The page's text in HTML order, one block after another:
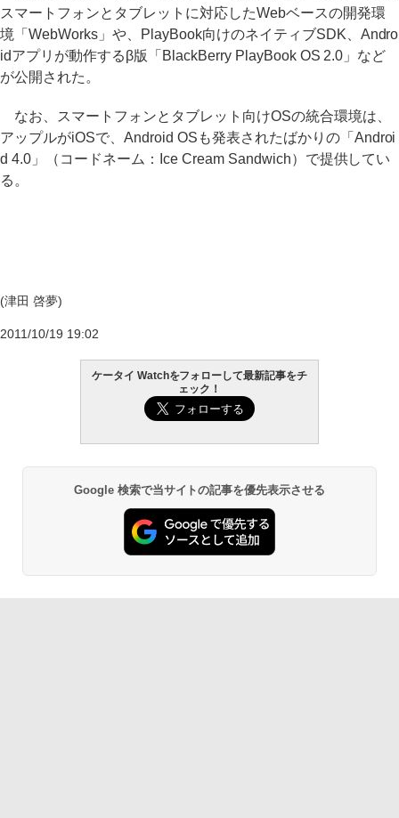
スマートフォンとタブレットに対応したWebベースの開発環
境「WebWorks」や、PlayBook向けのネイティブSDK、Andro
idアプリが動作するβ版「BlackBerry PlayBook OS 2.0」など
が公開された。
なお、スマートフォンとタブレット向けOSの統合環境は、
アップルがiOSで、Android OSも発表されたばかりの「Androi
d 4.0」（コードネーム：Ice Cream Sandwich）で提供してい
る。
(津田 啓夢)
2011/10/19 19:02
ケータイ Watchをフォローして最新記事をチ
ェック！
Google 検索で当サイトの記事を優先表示させる